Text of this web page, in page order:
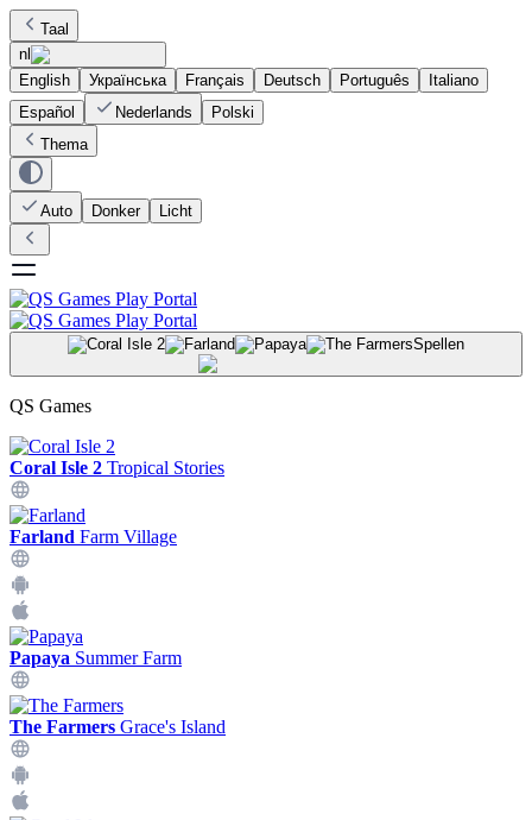
Taal
nl
English
Українська Français Deutsch Português
Italiano
Español
Nederlands
Polski
Thema
Auto Donker Licht
Spellen
QS Games
Coral Isle 2 Tropical Stories
Farland Farm Village
Papaya Summer Farm
The Farmers Grace's Island